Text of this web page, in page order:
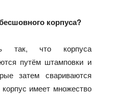
корпуса?
так, что корпуса
путём штамповки и
затем свариваются
имеет множество